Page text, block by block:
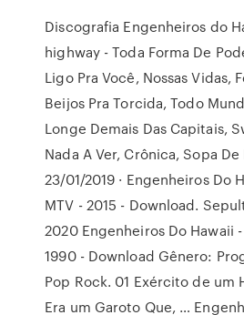
Discografia Engenheiros do
highway - Toda Forma De
Ligo Pra Você, Nossas Vidas,
Beijos Pra Torcida, Todo
Longe Demais Das Capitais,
Nada A Ver, Crônica, Sopa
23/01/2019 · Engenheiros Do
MTV - 2015 - Download.
2020 Engenheiros Do Hawaii -
1990 - Download Gênero:
Pop Rock. 01 Exército de um
Era um Garoto Que, …